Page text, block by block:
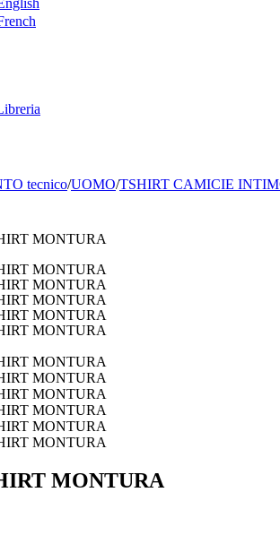
tecnico/UOMO/TSHIRT CAMICIE
MONTURA